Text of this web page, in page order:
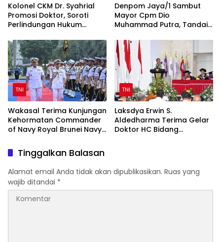
Kolonel CKM Dr. Syahrial
Promosi Doktor, Soroti
Perlindungan Hukum
Disabilitas
Denpom Jaya/1 Sambut
Mayor Cpm Dio
Muhammad Putra, Tandai
TNI
Wakasal Terima Kunjungan
Kehormatan Commander
of Navy Royal Brunei Navy
TNI
Laksdya Erwin S.
Aldedharma Terima Gelar
Doktor HC Bidang
Tinggalkan Balasan
Alamat email Anda tidak akan dipublikasikan. Ruas yang
wajib ditandai *